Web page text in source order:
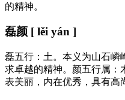
的精神。
磊颜 [ lěi yán ]
磊五行：土。本义为山石嶙
求卓越的精神。颜五行属：
表美丽，内在优秀，具有高